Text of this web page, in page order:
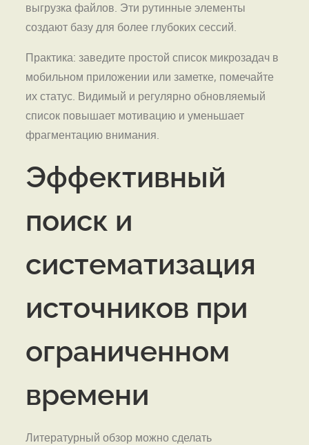
выгрузка файлов. Эти рутинные элементы
создают базу для более глубоких сессий.
Практика: заведите простой список микрозадач в
мобильном приложении или заметке, помечайте
их статус. Видимый и регулярно обновляемый
список повышает мотивацию и уменьшает
фрагментацию внимания.
Эффективный
поиск и
систематизация
источников при
ограниченном
времени
Литературный обзор можно сделать